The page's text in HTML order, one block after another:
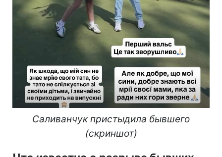
Саливанчук пристыдила бывшего
(скриншот)